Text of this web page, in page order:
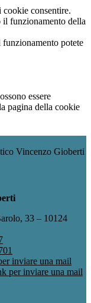
cookie consentire.
il funzionamento della
funzionamento potete
essere
pagina della cookie
Vincenzo Gioberti
33 – 10124
inviare una mail
per inviare una mail